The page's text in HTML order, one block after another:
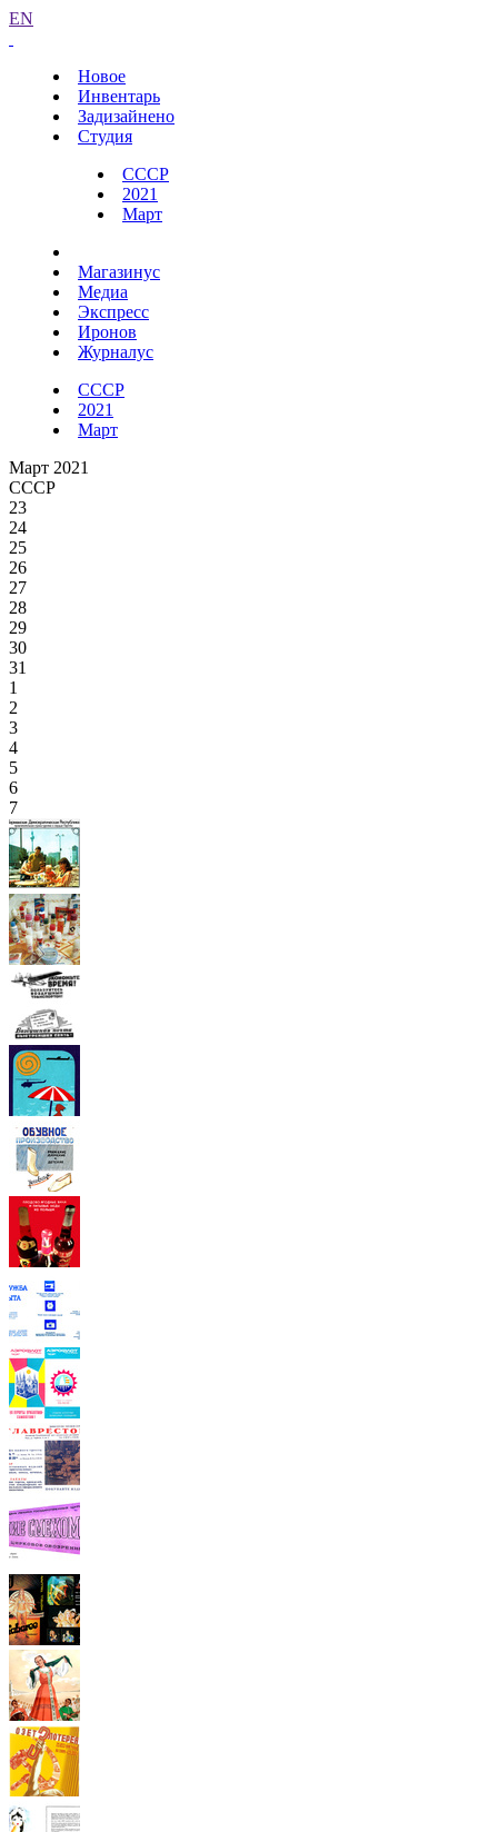
EN
Новое
Инвентарь
Задизайнено
Студия
СССР
2021
Март
Магазинус
Медиа
Экспресс
Иронов
Журналус
СССР
2021
Март
Март 2021
СССР
23
24
25
26
27
28
29
30
31
1
2
3
4
5
6
7